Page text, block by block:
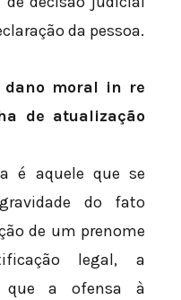
da pessoa.
dano moral in re
de atualização
é aquele que se
do fato
de um prenome
legal, a
que a ofensa à